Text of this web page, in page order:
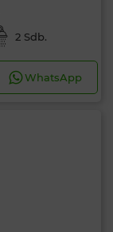
2 Sdb.
WhatsApp